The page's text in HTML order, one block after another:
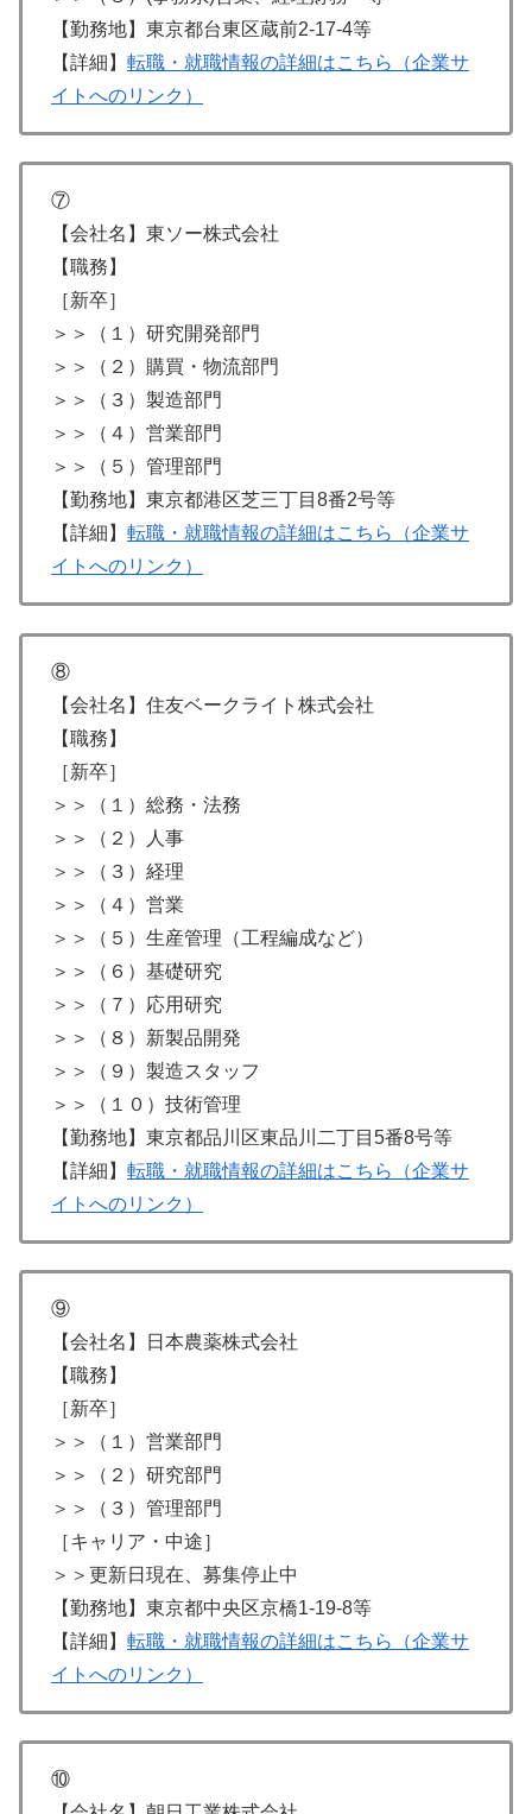
【勤務地】東京都台東区蔵前2-17-4等
【詳細】 転職・就職情報の詳細はこちら（企業サ
イトへのリンク）
⑦
【会社名】東ソー株式会社
【職務】
［新卒］
＞＞（１）研究開発部門
＞＞（２）購買・物流部門
＞＞（３）製造部門
＞＞（４）営業部門
＞＞（５）管理部門
【勤務地】東京都港区芝三丁目8番2号等
【詳細】 転職・就職情報の詳細はこちら（企業サ
イトへのリンク）
⑧
【会社名】住友ベークライト株式会社
【職務】
［新卒］
＞＞（１）総務・法務
＞＞（２）人事
＞＞（３）経理
＞＞（４）営業
＞＞（５）生産管理（工程編成など）
＞＞（６）基礎研究
＞＞（７）応用研究
＞＞（８）新製品開発
＞＞（９）製造スタッフ
＞＞（１０）技術管理
【勤務地】東京都品川区東品川二丁目5番8号等
【詳細】 転職・就職情報の詳細はこちら（企業サ
イトへのリンク）
⑨
【会社名】日本農薬株式会社
【職務】
［新卒］
＞＞（１）営業部門
＞＞（２）研究部門
＞＞（３）管理部門
［キャリア・中途］
＞＞更新日現在、募集停止中
【勤務地】東京都中央区京橋1-19-8等
【詳細】 転職・就職情報の詳細はこちら（企業サ
イトへのリンク）
⑩